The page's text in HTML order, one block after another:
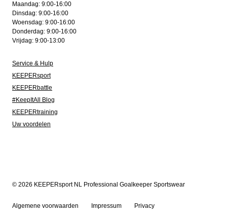
Maandag: 9:00-16:00
Dinsdag: 9:00-16:00
Woensdag: 9:00-16:00
Donderdag: 9:00-16:00
Vrijdag: 9:00-13:00
Service & Hulp
KEEPERsport
KEEPERbattle
#KeepItAll Blog
KEEPERtraining
Uw voordelen
© 2026 KEEPERsport NL Professional Goalkeeper Sportswear
Algemene voorwaarden Impressum Privacy